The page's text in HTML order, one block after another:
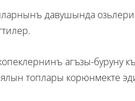
давушында
агъзы-буруну
топлары корюнмекте